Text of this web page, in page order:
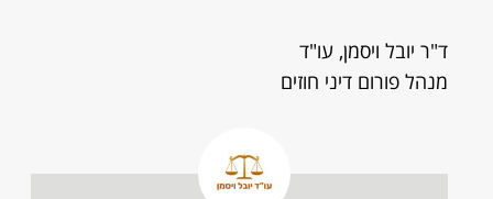
ד"ר יובל ויסמן, עו"ד
מנהל פורום דיני חוזים